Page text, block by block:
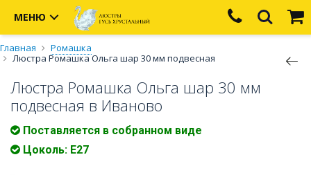
МЕНЮ
Главная
Ромашка
Люстра Ромашка Ольга шар 30 мм подвесная
Люстра Ромашка Ольга шар 30 мм
подвесная в Иваново
Поставляется в собранном виде
Цоколь: Е27